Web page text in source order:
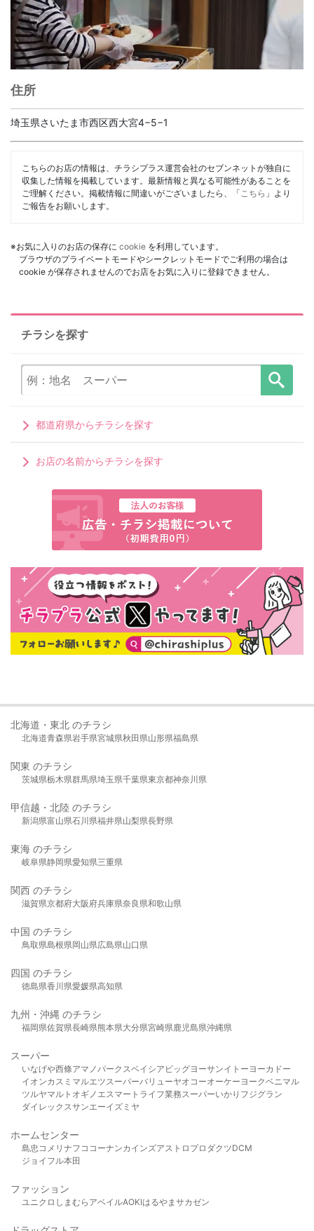
住所
埼玉県さいたま市西区西大宮4−5−1
こちらのお店の情報は、チラシプラス運営会社のセブンネットが独自に
収集した情報を掲載しています。最新情報と異なる可能性があることを
ご理解ください。掲載情報に間違いがございましたら、「 こちら 」より
ご報告をお願いします。
※お気に入りのお店の保存に cookie を利用しています。
ブラウザのプライベートモードやシークレットモードでご利用の場合は
cookie が保存されませんのでお店をお気に入りに登録できません。
チラシを探す
都道府県からチラシを探す
お店の名前からチラシを探す
北海道・東北 のチラシ
北海道青森県岩手県宮城県秋田県山形県福島県
関東 のチラシ
茨城県栃木県群馬県埼玉県千葉県東京都神奈川県
甲信越・北陸 のチラシ
新潟県富山県石川県福井県山梨県長野県
東海 のチラシ
岐阜県静岡県愛知県三重県
関西 のチラシ
滋賀県京都府大阪府兵庫県奈良県和歌山県
中国 のチラシ
鳥取県島根県岡山県広島県山口県
四国 のチラシ
徳島県香川県愛媛県高知県
九州・沖縄 のチラシ
福岡県佐賀県長崎県熊本県大分県宮崎県鹿児島県沖縄県
スーパー
いなげや西條アマノパークスベイシア ビッグヨーサンイトーヨーカドー
イオンカスミ マルエツスーパーバリューヤオコーオーケー ヨークベニマル
ツルヤマルト オギノ エスマート ライフ業務スーパーいかり フジグラン
ダイレックスサンエーイズミヤ
ホームセンター
島忠 コメリ ナフコ コーナンカインズアストロプロダクツDCM
ジョイフル本田
ファッション
ユニクロ しまむら アベイルAOKIはるやま サカゼン